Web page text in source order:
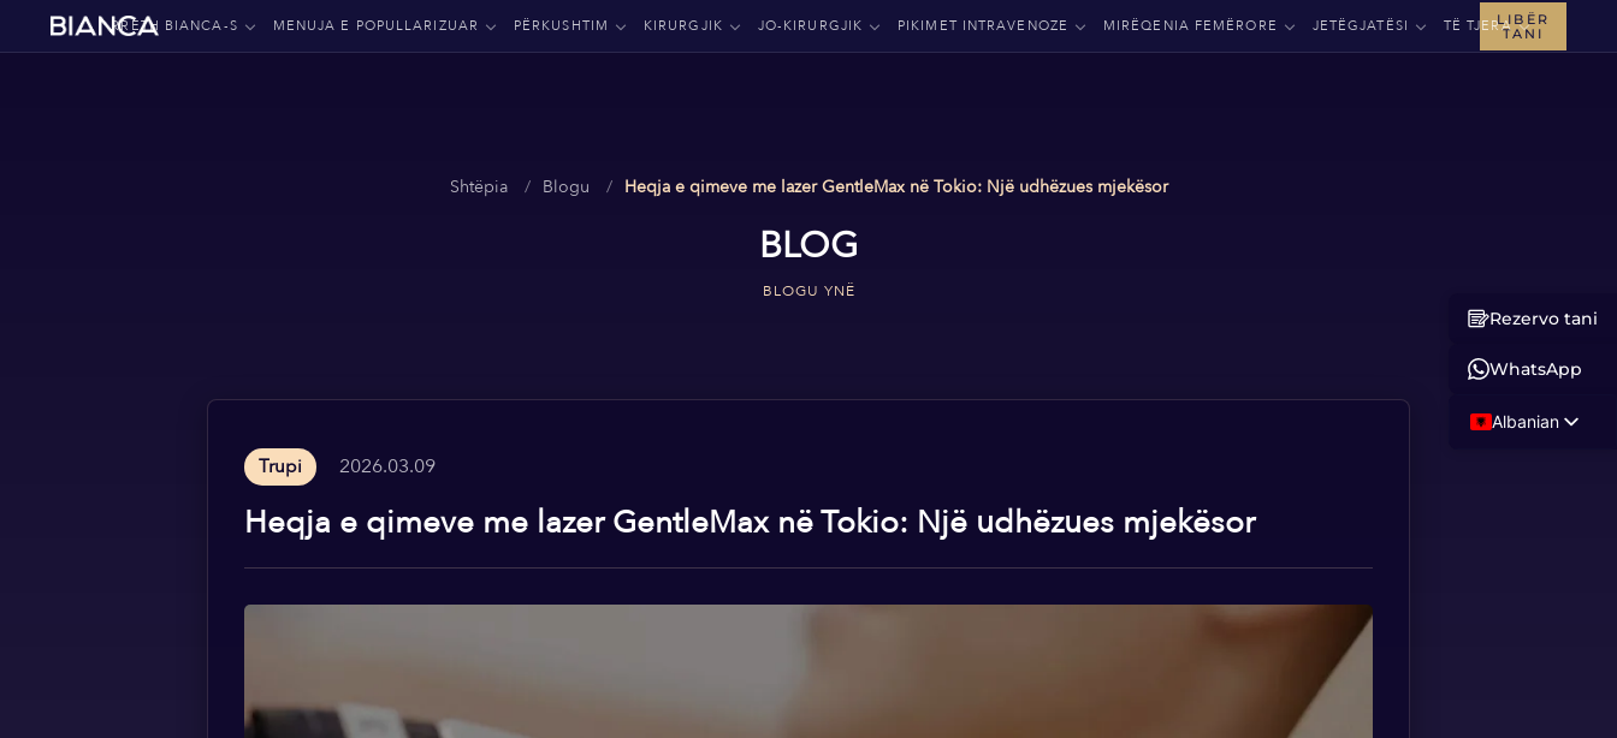
RRETH BIANCA-S MENUJA E POPULLARIZUAR PËRKUSHTIM KIRURGJIK JO-KIRURGJIK PIKIMET INTRAVENOZE MIRËQENIA FEMËRORE JETËGJATËSI TË TJERALIBËR
TANI
Shtëpia Blogu Heqja e qimeve me lazer GentleMax në Tokio: Një udhëzues mjekësor
BLOG
BLOGU YNË
Trupi 2026.03.09
Heqja e qimeve me lazer GentleMax në Tokio: Një udhëzues mjekësor
Rezervo tani
WhatsApp
Albanian